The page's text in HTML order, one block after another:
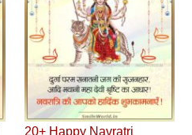
20+ Happy Navratri